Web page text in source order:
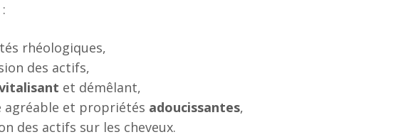
rhéologiques,
des actifs,
et démêlant,
agréable et propriétés adoucissantes,
des actifs sur les cheveux.